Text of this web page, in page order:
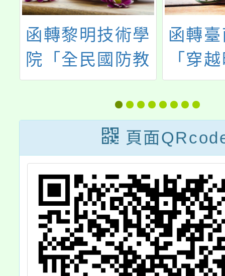
函轉黎明技術學
院「全民國防教
育暨 SHAKE
OFF 擺脫毒品、
霸凌、詐騙」青
春無限創意飆舞
大賽活動計畫
函轉
「穿
急避
音創
動，
頁面